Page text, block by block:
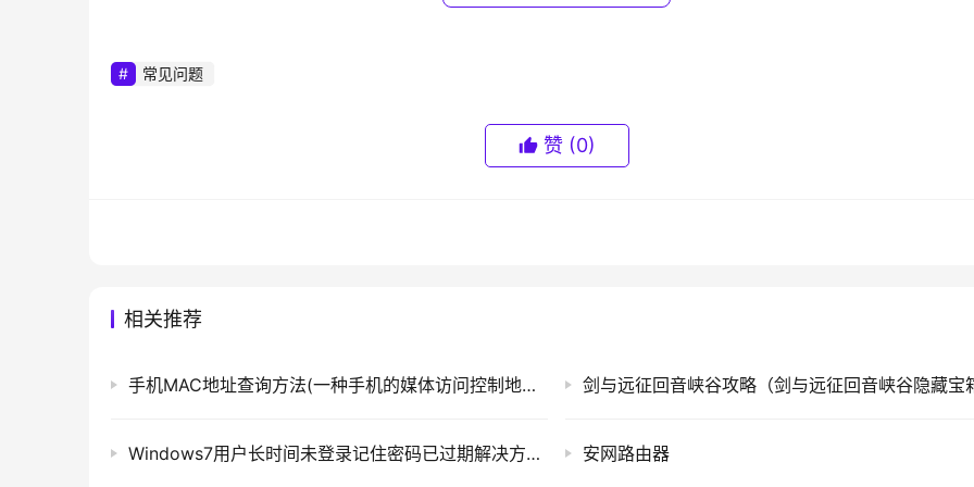
常见问题
赞 (0)
相关推荐
手机MAC地址查询方法(一种手机的媒体访问控制地址查询方法)
Windows7用户长时间未登录记住密码已过期解决方法(图) 安网路由器